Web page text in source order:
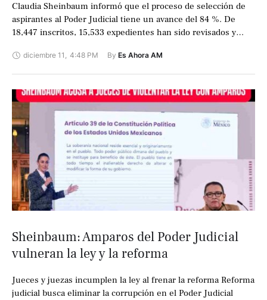
Claudia Sheinbaum informó que el proceso de selección de
aspirantes al Poder Judicial tiene un avance del 84 %. De
18,447 inscritos, 15,533 expedientes han sido revisados y
diciembre 11 , 4:48 PM By Es Ahora AM
Sheinbaum: Amparos del Poder Judicial
vulneran la ley y la reforma
Jueces y juezas incumplen la ley al frenar la reforma Reforma
judicial busca eliminar la corrupción en el Poder Judicial